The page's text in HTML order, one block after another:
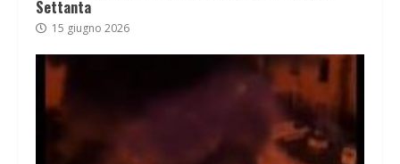
Settanta
15 giugno 2026